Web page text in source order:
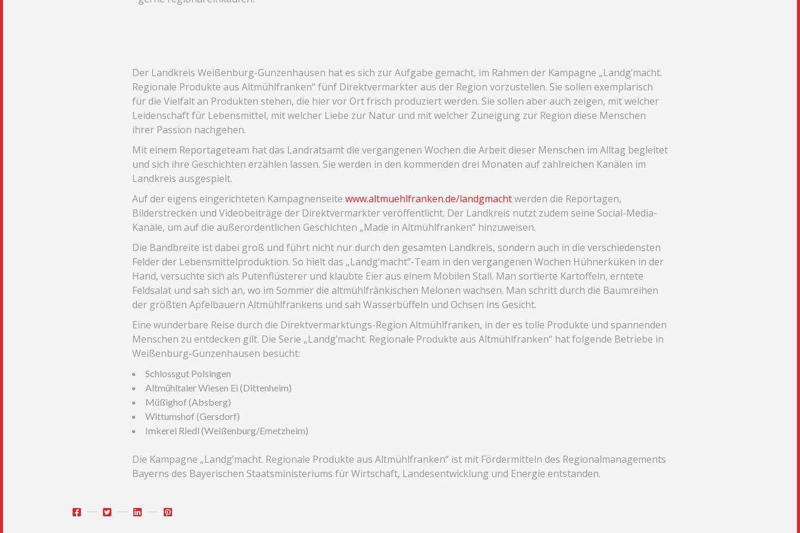
Der Landkreis Weißenburg-Gunzenhausen hat es sich zur Aufgabe gemacht, im Rahmen der Kampagne „Landg’macht.
Regionale Produkte aus Altmühlfranken“ fünf Direktvermarkter aus der Region vorzustellen. Sie sollen exemplarisch
für die Vielfalt an Produkten stehen, die hier vor Ort frisch produziert werden. Sie sollen aber auch zeigen, mit welcher
Leidenschaft für Lebensmittel, mit welcher Liebe zur Natur und mit welcher Zuneigung zur Region diese Menschen
ihrer Passion nachgehen.
Mit einem Reportageteam hat das Landratsamt die vergangenen Wochen die Arbeit dieser Menschen im Alltag begleitet
und sich ihre Geschichten erzählen lassen. Sie werden in den kommenden drei Monaten auf zahlreichen Kanälen im
Landkreis ausgespielt.
Auf der eigens eingerichteten Kampagnenseite www.altmuehlfranken.de/landgmachtwerden die Reportagen,
Bilderstrecken und Videobeiträge der Direktvermarkter veröffentlicht. Der Landkreis nutzt zudem seine Social-Media-
Kanäle, um auf die außerordentlichen Geschichten „Made in Altmühlfranken“ hinzuweisen.
Die Bandbreite ist dabei groß und führt nicht nur durch den gesamten Landkreis, sondern auch in die verschiedensten
Felder der Lebensmittelproduktion. So hielt das „Landg’macht“-Team in den vergangenen Wochen Hühnerküken in der
Hand, versuchte sich als Putenflüsterer und klaubte Eier aus einem Mobilen Stall. Man sortierte Kartoffeln, erntete
Feldsalat und sah sich an, wo im Sommer die altmühlfränkischen Melonen wachsen. Man schritt durch die Baumreihen
der größten Apfelbauern Altmühlfrankens und sah Wasserbüffeln und Ochsen ins Gesicht.
Eine wunderbare Reise durch die Direktvermarktungs-Region Altmühlfranken, in der es tolle Produkte und spannenden
Menschen zu entdecken gilt. Die Serie „Landg’macht. Regionale Produkte aus Altmühlfranken“ hat folgende Betriebe in
Weißenburg-Gunzenhausen besucht:
Schlossgut Polsingen
Altmühltaler Wiesen Ei (Dittenheim)
Müßighof (Absberg)
Wittumshof (Gersdorf)
Imkerei Riedl (Weißenburg/Emetzheim)
Die Kampagne „Landg’macht. Regionale Produkte aus Altmühlfranken“ ist mit Fördermitteln des Regionalmanagements
Bayerns des Bayerischen Staatsministeriums für Wirtschaft, Landesentwicklung und Energie entstanden.